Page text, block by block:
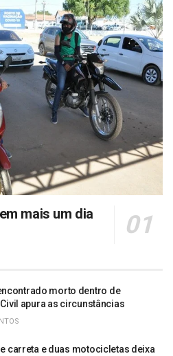
mais um dia
morto dentro de
apura as circunstâncias
carreta e duas motocicletas deixa